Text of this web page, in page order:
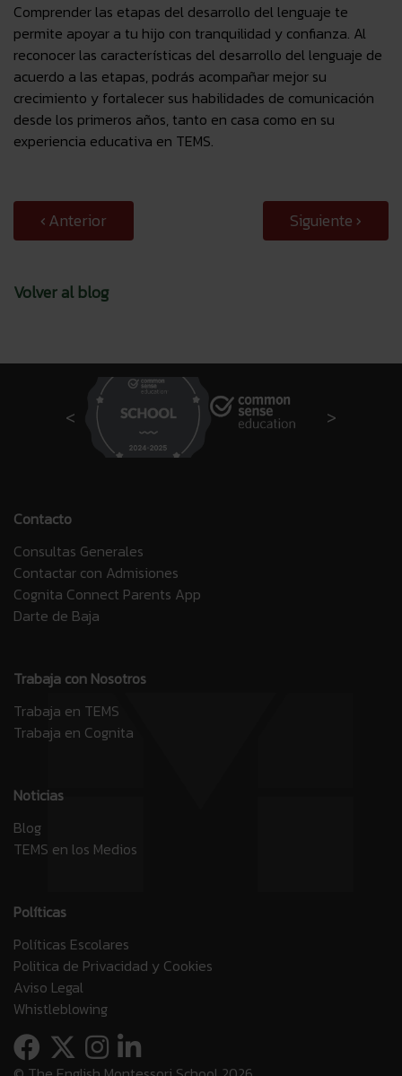
Comprender las etapas del desarrollo del lenguaje te
permite apoyar a tu hijo con tranquilidad y confianza. Al
reconocer las características del desarrollo del lenguaje de
acuerdo a las etapas, podrás acompañar mejor su
crecimiento y fortalecer sus habilidades de comunicación
desde los primeros años, tanto en casa como en su
experiencia educativa en TEMS.
Anterior Siguiente
Volver al blog
Contacto
Consultas Generales
Contactar con Admisiones
Cognita Connect Parents App
Darte de Baja
Trabaja con Nosotros
Trabaja en TEMS
Trabaja en Cognita
Noticias
Blog
TEMS en los Medios
Políticas
Políticas Escolares
Politica de Privacidad y Cookies
Aviso Legal
Whistleblowing